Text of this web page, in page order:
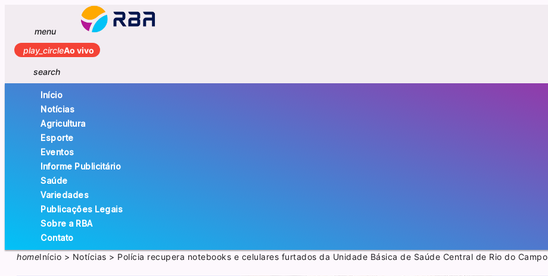
menu
play_circleAo vivo
search
Início
Notícias
Agricultura
Esporte
Eventos
Informe Publicitário
Saúde
Variedades
Publicações Legais
Sobre a RBA
Contato
homeInício > Notícias > Polícia recupera notebooks e celulares furtados da Unidade Básica de Saúde Central de Rio do Campo